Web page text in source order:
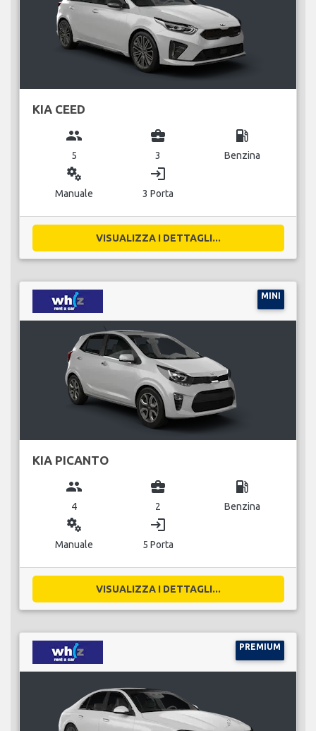
KIA CEED
group
5
business_center
3
local_gas_station
Benzina
miscellaneous_services
Manuale
login
3 Porta
VISUALIZZA I DETTAGLI...
MINI
KIA PICANTO
group
4
business_center
2
local_gas_station
Benzina
miscellaneous_services
Manuale
login
5 Porta
VISUALIZZA I DETTAGLI...
PREMIUM